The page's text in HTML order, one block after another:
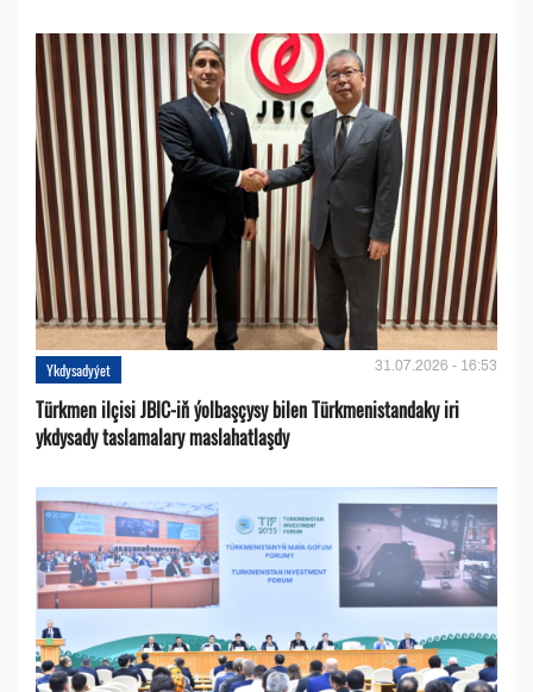
Ykdysadyýet 31.07.2026 - 16:53
Türkmen ilçisi JBIC-iň ýolbaşçysy bilen Türkmenistandaky iri
ykdysady taslamalary maslahatlaşdy